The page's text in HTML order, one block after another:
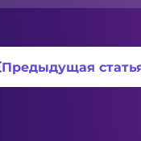
Предыдущая